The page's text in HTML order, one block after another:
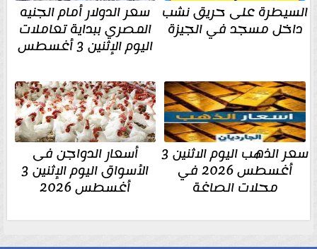
السيطرة على حريق نشب
داخل مسجد في الجيزة
سعر الدولار أمام الجنيه
المصري ببداية تعاملات
اليوم الإثنين 3 أغسطس
سعر الذهب اليوم الاثنين 3
أغسطس 2026 في
محلات الصاغة
أسعار الدواجن فى
الأسواق اليوم الإثنين 3
أغسطس 2026